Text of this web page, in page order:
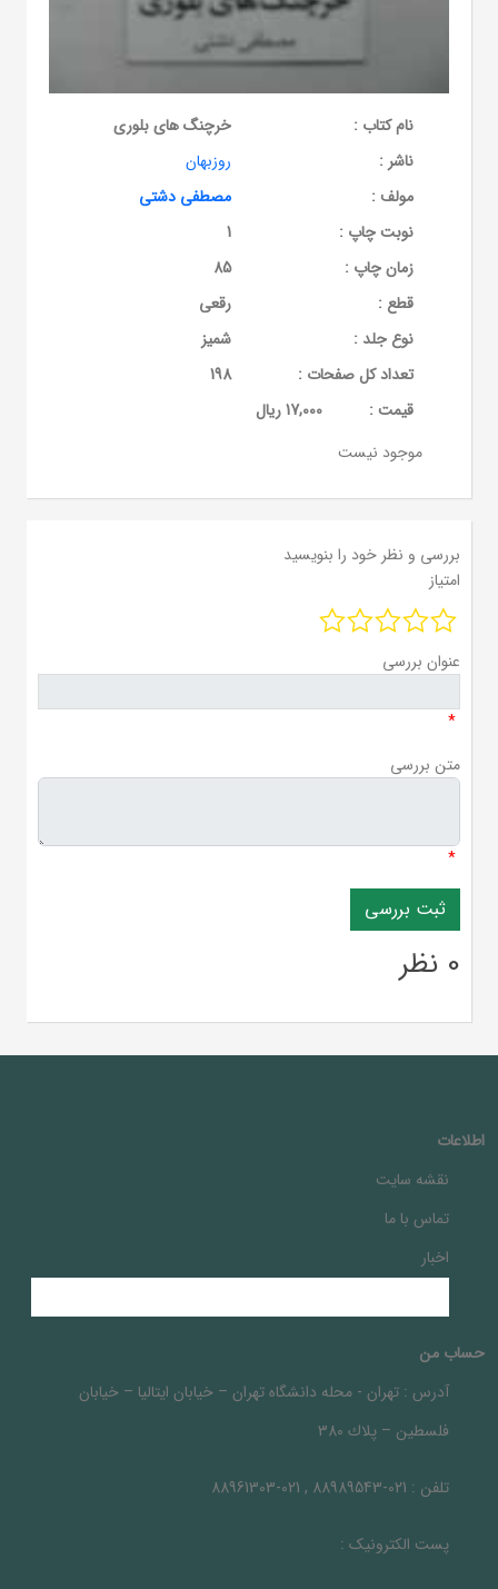
نام کتاب :
خرچنگ های بلوری
ناشر :
روزبهان
مولف :
مصطفی دشتی
نوبت چاپ :
1
زمان چاپ :
85
قطع :
رقعی
نوع جلد :
شمیز
تعداد کل صفحات :
198
قيمت :
17,000 ریال
موجود نیست
بررسی و نظر خود را بنویسید
امتیاز
عنوان بررسی
*
متن بررسی
*
0 نظر
اطلاعات
نقشه سایت
تماس با ما
اخبار
حساب من
آدرس : تهران - محله دانشگاه تهران – خيابان ايتاليا – خيابان
فلسطين – پلاك 380
تلفن : 021-88989543 , 021-88961303
پست الکترونیک :